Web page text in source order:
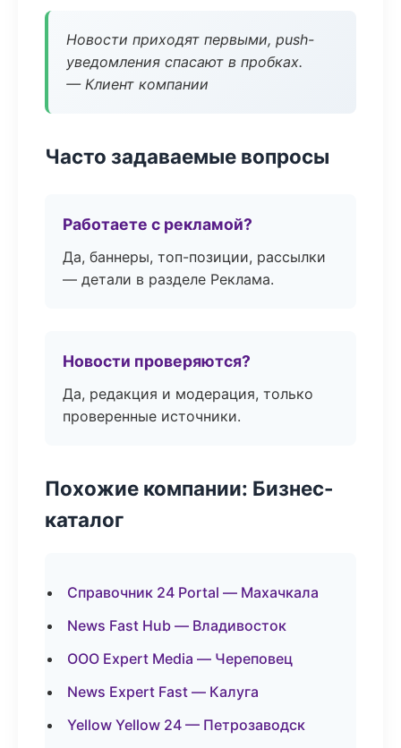
Новости приходят первыми, push-
уведомления спасают в пробках.
— Клиент компании
Часто задаваемые вопросы
Работаете с рекламой?
Да, баннеры, топ-позиции, рассылки
— детали в разделе Реклама.
Новости проверяются?
Да, редакция и модерация, только
проверенные источники.
Похожие компании: Бизнес-
каталог
Справочник 24 Portal — Махачкала
News Fast Hub — Владивосток
ООО Expert Media — Череповец
News Expert Fast — Калуга
Yellow Yellow 24 — Петрозаводск